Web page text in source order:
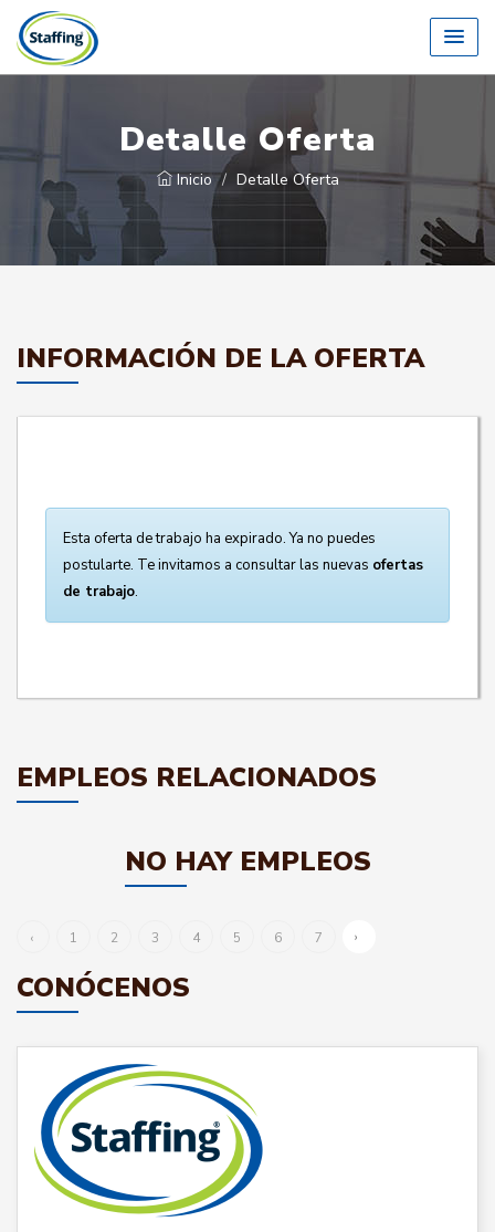
Detalle Oferta
Inicio Detalle Oferta
INFORMACIÓN DE LA OFERTA
Esta oferta de trabajo ha expirado. Ya no puedes
postularte. Te invitamos a consultar las nuevas ofertas
de trabajo.
EMPLEOS RELACIONADOS
NO HAY EMPLEOS
‹ 1 2 3 4 5 6 7 ›
CONÓCENOS